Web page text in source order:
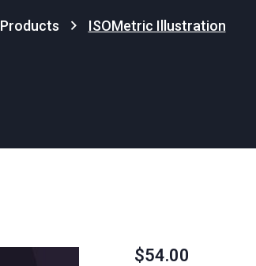
Products ISOMetric Illustration
$54.00